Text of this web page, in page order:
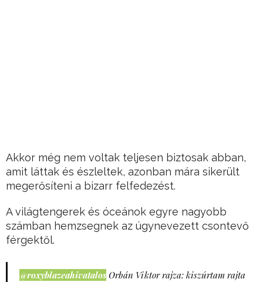
Akkor még nem voltak teljesen biztosak abban,
amit láttak és észleltek, azonban mára sikerült
megerősíteni a bizarr felfedezést.
A világtengerek és óceánok egyre nagyobb
számban hemzsegnek az úgynevezett csontevő
férgektől.
@roxyblazeahivatalos Orbán Viktor rajza: kiszúrtam rajta